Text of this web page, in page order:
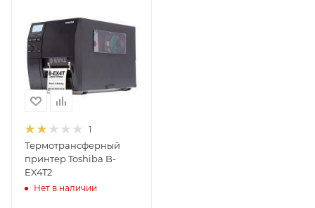
1
Термотрансферный
принтер Toshiba B-
EX4T2
Нет в наличии